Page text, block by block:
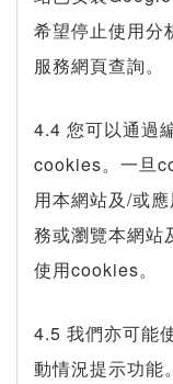
希望停止使用分
服務網頁查詢。
4.4 您可以通過
cookies。一旦
用本網站及/或
務或瀏覽本網站
使用cookies。
4.5 我們亦可能
動情況提示功能